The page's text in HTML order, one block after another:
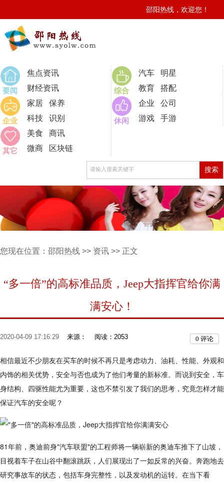
邵阳热线，欢迎您！
要闻
焦点资讯
财经资讯
综合
汽车
明星
教育
搭配
企业
家居
保养
科技
识别 休闲
企业
公司
游戏
手游
其它
美食
商讯
微商
区块链
您现在位置： 邵阳热线 >> 资讯 >> 正文
“多一倍”的高标准品质，Jeep大指挥官给你满
满安心！
2020-04-09 17:16:29 来源： 阅读：2053 0 评论
相信最近不少朋友在买车的时候不再只是考虑动力、油耗、性能、外观和
内饰的相关优势，安全与否也成为了他们考量的新标准。而说到安全，车
身结构、四驱性能尤为重要，这也不禁引发了我们的思考，究竟怎样才能
保证汽车的安全呢？
81年前，奥迪前身"汽车联盟"的工程师将一辆崭新的奥迪车推下了山坡，
目视着车子在山谷中翻滚跳跃，人们展现出了一如反常的兴奋。奔跑地去
研究事故车的状态，包括车身完整性，以及发动机的运转。在当下看